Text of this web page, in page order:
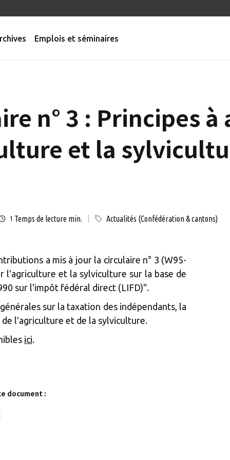
Emplois et séminaires
n° 3 : Principes
et la
1 Temps de lecture min. Actualités (Confédération & cantons)
a mis à jour la circulaire n° 3 (W95-
l'agriculture et la sylviculture sur la base de
sur l'impôt fédéral direct (LIFD)".
sur la taxation des indépendants, la
l'agriculture et de la sylviculture.
ici.
document :